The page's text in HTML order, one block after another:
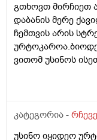
გთხოვთ მირჩიეთ
დაბანის მერე
ჩემთვის არის
ვითომ უსინოს
შემიხლია
კატეგორია -
უსინო იყიდეო